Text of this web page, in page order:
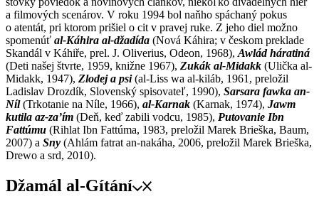
a filmových scenárov. V roku 1994 bol naňho spáchaný pokus
o atentát, pri ktorom prišiel o cit v pravej ruke. Z jeho diel možno
spomenúť al-Káhira al-džadída (Nová Káhira; v českom preklade
Skandál v Káhiře, prel. J. Oliverius, Odeon, 1968), Awlád háratiná
(Deti našej štvrte, 1959, knižne 1967), Zukák al-Midakk (Ulička al-
Midakk, 1947), Zlodej a psi(al-Liss wa al-kiláb, 1961, preložil
Ladislav Drozdík, Slovenský spisovateľ, 1990), Sarsara fawka an-
Níl(Trkotanie na Níle, 1966), al-Karnak (Karnak, 1974), Jawm
kutila az-za’ím (Deň, keď zabili vodcu, 1985), Putovanie Ibn
Fattúmu (Rihlat Ibn Fattúma, 1983, preložil Marek Brieška, Baum,
2007) a Sny (Ahlám fatrat an-nakáha, 2006, preložil Marek Brieška,
Drewo a srd, 2010).
Džamál al-Gítání